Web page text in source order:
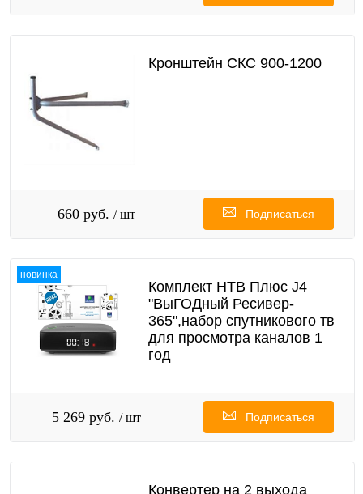
Кронштейн СКС 900-1200
660 руб. / шт Подписаться
новинка
Комплект НТВ Плюс J4
"ВыГОДный Ресивер-
365",набор спутникового тв
для просмотра каналов 1
год
5 269 руб. / шт Подписаться
Конвертер на 2 выхода